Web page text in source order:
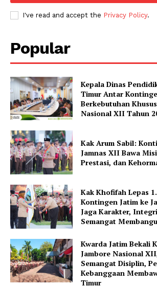
I've read and accept the Privacy Policy.
Popular
Kepala Dinas
Timur Antar
Berkebutuhan
Nasional XII Tahun
Kak Arum Sabil:
Jamnas XII Bawa
Prestasi, dan
Kak Khofifah Lepas
Kontingen Jatim ke
Jaga Karakter,
Semangat
Kwarda Jatim Bekali
Jambore Nasional
Semangat Disiplin,
Kebanggaan
Timur